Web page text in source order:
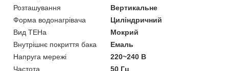
Розташування
Вертикальне
Форма водонагрівача
Циліндричний
Вид ТЕНа
Мокрий
Внутрішнє покриття бака
Емаль
Напруга мережі
220~240 В
Частота
50 Гц